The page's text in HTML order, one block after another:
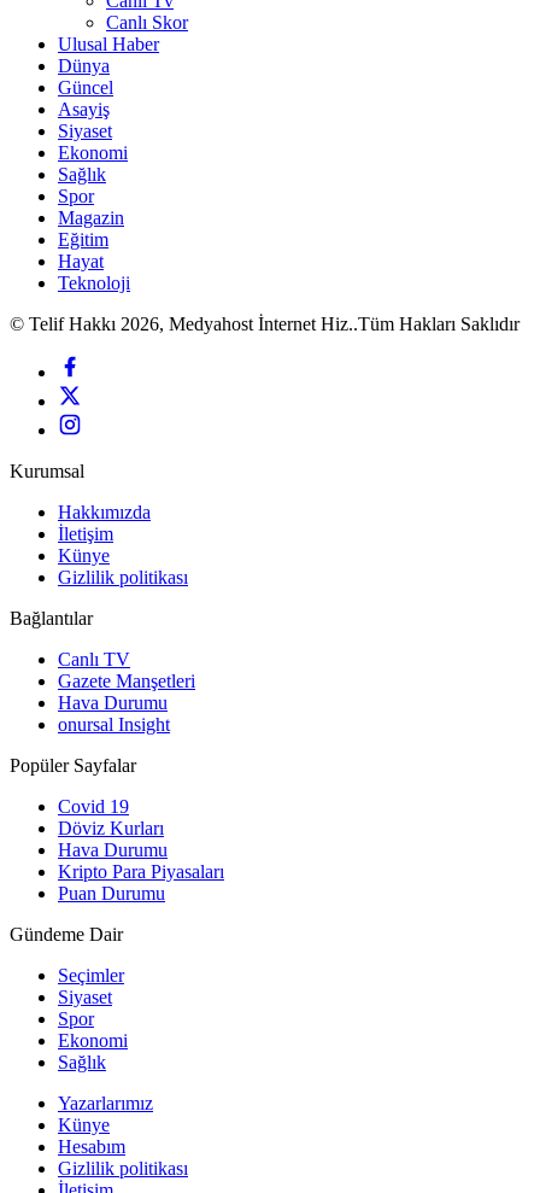
Canlı Skor
Ulusal Haber
Dünya
Güncel
Asayiş
Siyaset
Ekonomi
Sağlık
Spor
Magazin
Eğitim
Hayat
Teknoloji
© Telif Hakkı 2026, Medyahost İnternet Hiz..Tüm Hakları Saklıdır
Kurumsal
Hakkımızda
İletişim
Künye
Gizlilik politikası
Bağlantılar
Canlı TV
Gazete Manşetleri
Hava Durumu
onursal Insight
Popüler Sayfalar
Covid 19
Döviz Kurları
Hava Durumu
Kripto Para Piyasaları
Puan Durumu
Gündeme Dair
Seçimler
Siyaset
Spor
Ekonomi
Sağlık
Yazarlarımız
Künye
Hesabım
Gizlilik politikası